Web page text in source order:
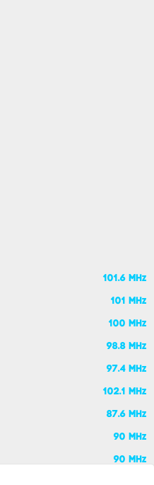
101.6 MHz
101 MHz
100 MHz
98.8 MHz
97.4 MHz
102.1 MHz
87.6 MHz
90 MHz
90 MHz